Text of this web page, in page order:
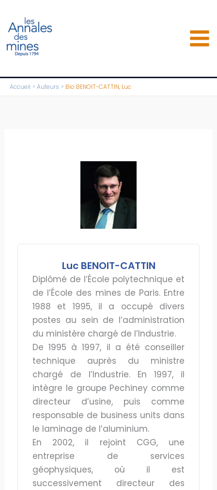
contenu
Accueil Auteurs Bio BENOIT-CATTIN, Luc
Luc BENOIT-CATTIN
Diplômé de l’École polytechnique et
de l’École des mines de Paris. Entre
1988 et 1995, il a occupé divers
postes au sein de l’administration
du ministère chargé de l’Industrie.
De 1995 à 1997, il a été conseiller
technique auprès du ministre
chargé de l’Industrie. En 1997, il
intègre le groupe Pechiney comme
directeur d’usine, puis comme
responsable de business units dans
le laminage de l’aluminium.
En 2002, il rejoint CGG, une
entreprise de services
géophysiques, où il est
successivement directeur des